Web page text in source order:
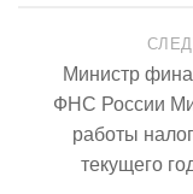
Министр
ФНС России
работы
текущего